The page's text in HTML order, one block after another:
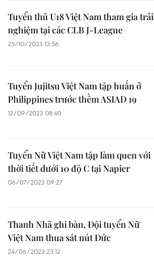
Tuyển thủ U18 Việt Nam tham gia trải
nghiệm tại các CLB J-League
25/10/2023 13:56
Tuyển Jujitsu Việt Nam tập huấn ở
Philippines trước thềm ASIAD 19
12/09/2023 08:40
Tuyển Nữ Việt Nam tập làm quen với
thời tiết dưới 10 độ C tại Napier
06/07/2023 09:27
Thanh Nhã ghi bàn, Đội tuyển Nữ
Việt Nam thua sát nút Đức
24/06/2023 23:12